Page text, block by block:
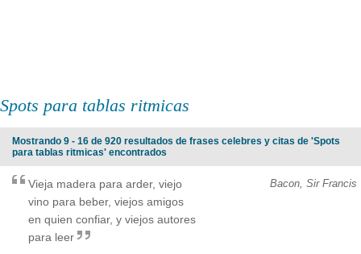
Spots para tablas ritmicas
Mostrando 9 - 16 de 920 resultados de frases celebres y citas de 'Spots
para tablas ritmicas' encontrados
Bacon, Sir Francis
Vieja madera para arder, viejo
vino para beber, viejos amigos
en quien confiar, y viejos autores
para leer